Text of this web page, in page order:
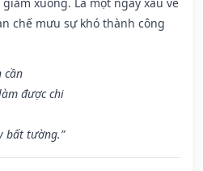
chế mưu sự khó thành công
cần
được chi
bất tường.”